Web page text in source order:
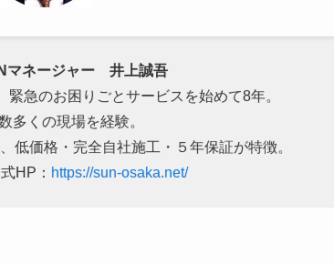
マネージャー 井上誠吾
急のお困りごとサービスを始めて8年。
多くの現場を経験。
低価格・完全自社施工・５年保証が特徴。
HP： https://sun-osaka.net/